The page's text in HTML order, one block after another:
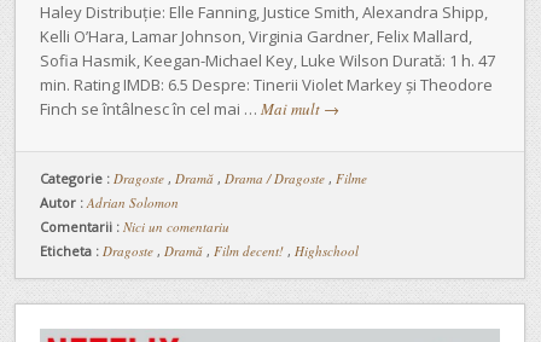
Haley Distribuție: Elle Fanning, Justice Smith, Alexandra Shipp,
Kelli O’Hara, Lamar Johnson, Virginia Gardner, Felix Mallard,
Sofia Hasmik, Keegan-Michael Key, Luke Wilson Durată: 1 h. 47
min. Rating IMDB: 6.5 Despre: Tinerii Violet Markey și Theodore
Finch se întâlnesc în cel mai … Mai mult →
Categorie : Dragoste , Dramă , Drama / Dragoste , Filme
Autor : Adrian Solomon
Comentarii : Nici un comentariu
Eticheta : Dragoste , Dramă , Film decent! , Highschool